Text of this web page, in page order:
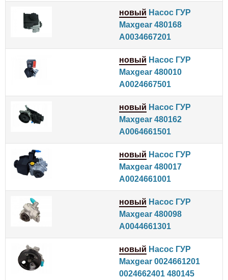
новый Насос ГУР
Maxgear 480168
A0034667201
новый Насос ГУР
Maxgear 480010
A0024667501
новый Насос ГУР
Maxgear 480162
A0064661501
новый Насос ГУР
Maxgear 480017
A0024661001
новый Насос ГУР
Maxgear 480098
A0044661301
новый Насос ГУР
Maxgear 0024661201
0024662401 480145